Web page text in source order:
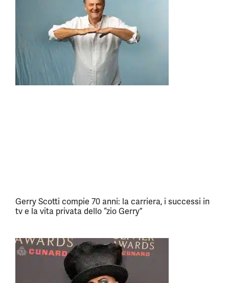
Gerry Scotti compie 70 anni: la carriera, i successi in
tv e la vita privata dello “zio Gerry”